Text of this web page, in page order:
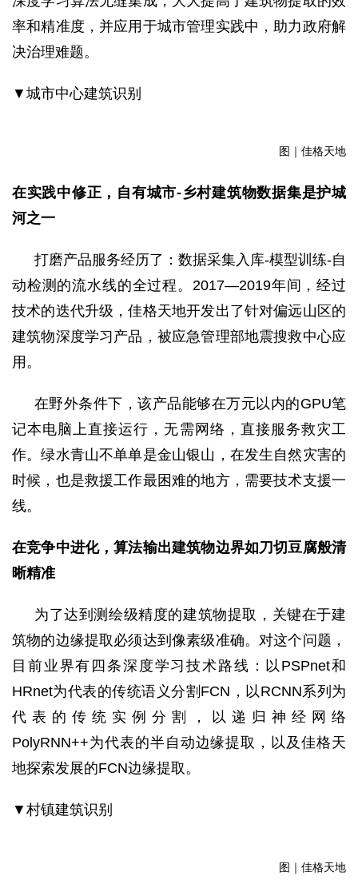
率和精准度，并应用于城市管理实践中，助力政府解
决治理难题。
▼城市中心建筑识别
图｜佳格天地
在实践中修正 ， 自有城市-乡村建筑物数据集是护城
河之一
打磨产品服务经历了：数据采集入库-模型训练-自
动检测的流水线的全过程。2017—2019年间，经过
技术的迭代升级，佳格天地开发出了针对偏远山区的
建筑物深度学习产品，被应急管理部地震搜救中心应
用。
在野外条件下，该产品能够在万元以内的GPU笔
记本电脑上直接运行，无需网络，直接服务救灾工
作。绿水青山不单单是金山银山，在发生自然灾害的
时候，也是救援工作最困难的地方，需要技术支援一
线。
在竞争中进化，算法输出建筑物边界如刀切豆腐般清
晰精准
为了达到测绘级精度的建筑物提取，关键在于建
筑物的边缘提取必须达到像素级准确。对这个问题，
目前业界有四条深度学习技术路线：以 PSPnet和
HRnet为代表的传统语义分割FCN，以RCNN系列为
代表的传统实例分割，以递归神经网络
PolyRNN++为代表的半自动边缘提取，以及佳格天
地探索发展的FCN边缘提取。
▼村镇建筑识别
图｜佳格天地